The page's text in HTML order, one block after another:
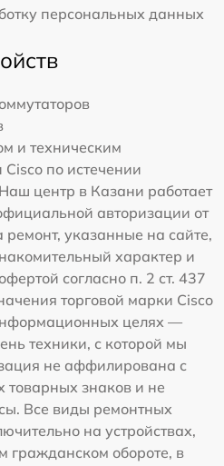
персональных данных
и техническим
по истечении
центр в Казани работает
авторизации от
указанные на сайте,
характер и
согласно п. 2 ст. 437
торговой марки Cisco
целях —
техники, с которой мы
не аффилирована с
знаков и не
Все виды ремонтных
на устройствах,
гражданском обороте, в